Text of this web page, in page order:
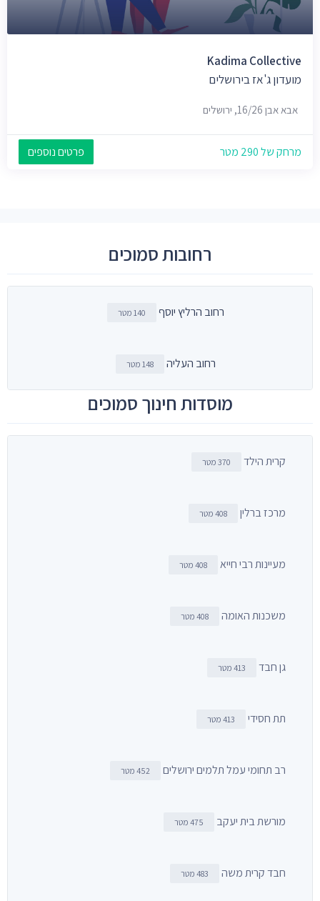
Kadima Collective
מועדון ג'אז בירושלים
אבא אבן 16/26, ירושלים
מרחק של 290 מטר פרטים נוספים
רחובות סמוכים
רחוב הרליץ יוסף 140 מטר
רחוב העליה 148 מטר
מוסדות חינוך סמוכים
קרית הילד 370 מטר
מרכז ברלין 408 מטר
מעיינות רבי חייא 408 מטר
משכנות האומה 408 מטר
גן חבד 413 מטר
תת חסידי 413 מטר
רב תחומי עמל תלמים ירושלים 452 מטר
מורשת בית יעקב 475 מטר
חבד קרית משה 483 מטר